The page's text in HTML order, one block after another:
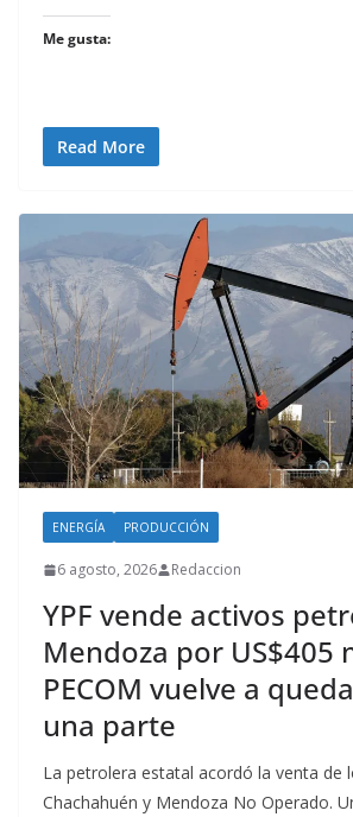
Me gusta:
Read More
ENERGÍA PRODUCCIÓN
6 agosto, 2026 Redaccion
YPF vende activos
Mendoza por US$405
PECOM vuelve a
una parte
La petrolera estatal acordó la venta de
Chachahuén y Mendoza No Operado.